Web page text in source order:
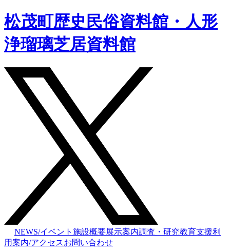
松茂町歴史民俗資料館・人形
浄瑠璃芝居資料館
NEWS/イベント 施設概要展示案内調査・研究教育支援利
用案内/アクセスお問い合わせ